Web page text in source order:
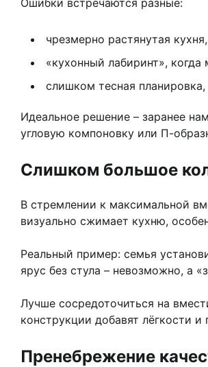
чрезмерно растянутая
«кухонный лабиринт»,
слишком тесная
Идеальное решение – заранее
угловую компоновку или П-
Слишком большое
В стремлении к максимальной
визуально сжимает кухню,
Реальный пример: семья
ярус без стула – невозможно, а
Лучше сосредоточиться на
конструкции добавят лёгкости
Пренебрежение